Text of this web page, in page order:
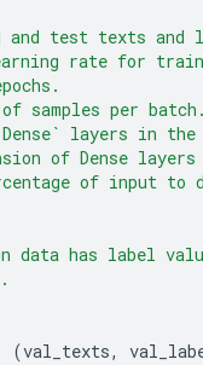
and test texts and
rate for
samples per
layers in the
of Dense layers
of input to
data has label
(val_texts,